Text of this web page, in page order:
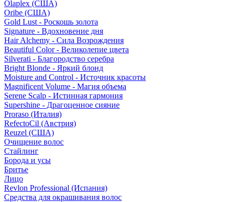
Olaplex (США)
Oribe (США)
Gold Lust - Роскошь золота
Signature - Вдохновение дня
Hair Alchemy - Сила Возрождения
Beautiful Color - Великолепие цвета
Silverati - Благородство серебра
Bright Blonde - Яркий блонд
Moisture and Control - Источник красоты
Magnificent Volume - Магия объема
Serene Scalp - Истинная гармония
Supershine - Драгоценное сияние
Proraso (Италия)
RefectoCil (Австрия)
Reuzel (США)
Очищение волос
Стайлинг
Борода и усы
Бритье
Лицо
Revlon Professional (Испания)
Средства для окрашивания волос